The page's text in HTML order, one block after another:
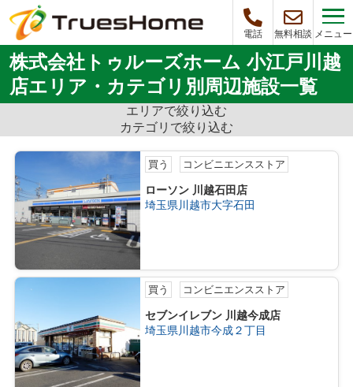
電話 無料相談 メニュー
株式会社トゥルーズホーム 小江戸川越
店エリア・カテゴリ別周辺施設一覧
エリアで絞り込む
カテゴリで絞り込む
買う コンビニエンスストア
ローソン 川越石田店
埼玉県川越市大字石田
買う コンビニエンスストア
セブンイレブン 川越今成店
埼玉県川越市今成２丁目